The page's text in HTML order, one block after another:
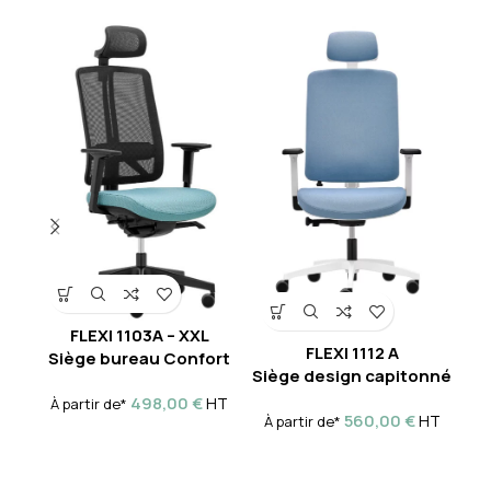
FLEXI 1103A – XXL
Siège bureau Confort
À partir de* 498,00€HT
FLEXI 1112 A
Siège design capitonné
À partir de* 560,00€HT